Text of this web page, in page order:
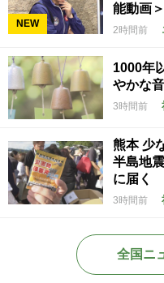
NEW
能動画＞
2時間前
1000年
やかな
3時間前
熊本 少
半島地
に届く
3時間前
全国ニ